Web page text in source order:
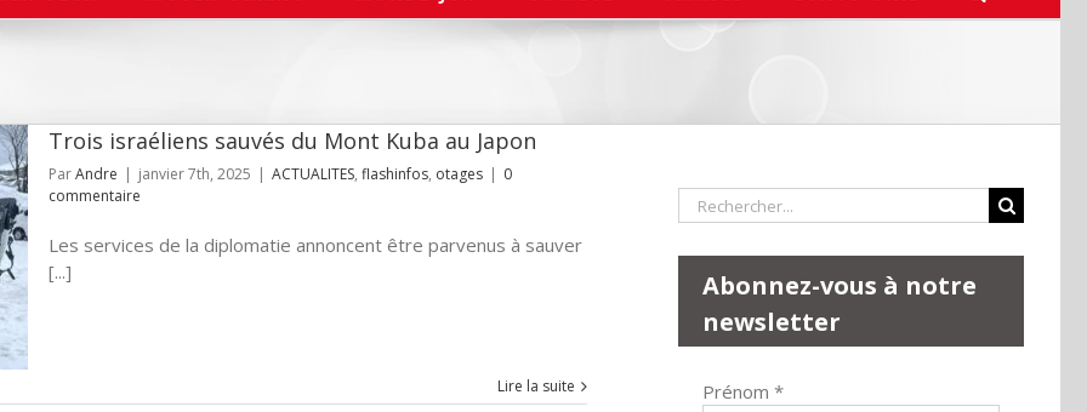
Trois israéliens sauvés du Mont Kuba au Japon
ParAndre | janvier 7th, 2025 | ACTUALITES, flashinfos, otages | 0
commentaire
Les services de la diplomatie annoncent être parvenus à sauver
[...]
Lire la suite
Rechercher:
Abonnez-vous à notre
newsletter
Prénom *